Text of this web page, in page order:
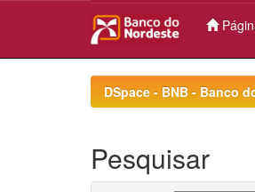
DSpace - BNB - Banco
Pesquisar